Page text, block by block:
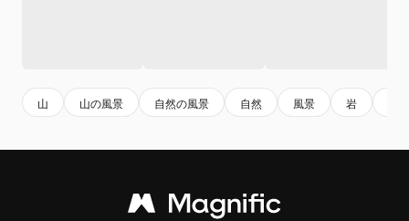
山 山の風景 自然の風景 自然 風景 岩